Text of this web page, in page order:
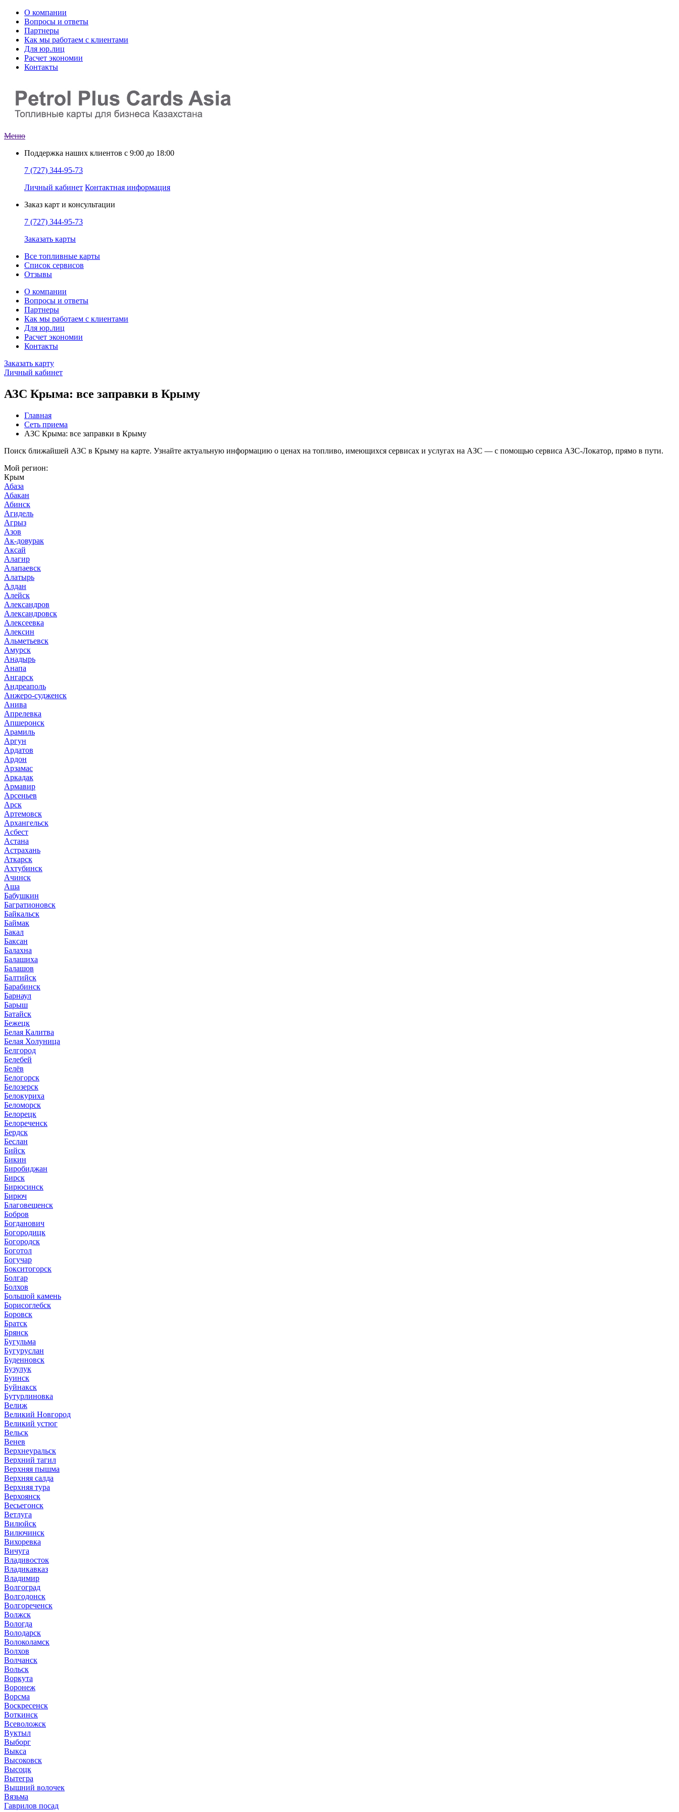
О компании
Вопросы и ответы
Партнеры
Как мы работаем с клиентами
Для юр.лиц
Расчет экономии
Контакты
Меню
Поддержка наших клиентов с 9:00 до 18:00
7 (727) 344-95-73
Личный кабинет Контактная информация
Заказ карт и консультации
7 (727) 344-95-73
Заказать карты
Все топливные карты
Список сервисов
Отзывы
О компании
Вопросы и ответы
Партнеры
Как мы работаем с клиентами
Для юр.лиц
Расчет экономии
Контакты
Заказать карту
Личный кабинет
АЗС Крыма: все заправки в Крыму
Главная
Сеть приема
АЗС Крыма: все заправки в Крыму
Поиск ближайшей АЗС в Крыму на карте. Узнайте актуальную информацию о ценах на топливо, имеющихся сервисах и услугах на АЗС — с помощью сервиса АЗС-Локатор, прямо в пути.
Мой регион:
Крым
Абаза
Абакан
Абинск
Агидель
Агрыз
Азов
Ак-довурак
Аксай
Алагир
Алапаевск
Алатырь
Алдан
Алейск
Александров
Александровск
Алексеевка
Алексин
Альметьевск
Амурск
Анадырь
Анапа
Ангарск
Андреаполь
Анжеро-судженск
Анива
Апрелевка
Апшеронск
Арамиль
Аргун
Ардатов
Ардон
Арзамас
Аркадак
Армавир
Арсеньев
Арск
Артемовск
Архангельск
Асбест
Астана
Астрахань
Аткарск
Ахтубинск
Ачинск
Аша
Бабушкин
Багратионовск
Байкальск
Баймак
Бакал
Баксан
Балахна
Балашиха
Балашов
Балтийск
Барабинск
Барнаул
Барыш
Батайск
Бежецк
Белая Калитва
Белая Холуница
Белгород
Белебей
Белёв
Белогорск
Белозерск
Белокуриха
Беломорск
Белорецк
Белореченск
Бердск
Беслан
Бийск
Бикин
Биробиджан
Бирск
Бирюсинск
Бирюч
Благовещенск
Бобров
Богданович
Богородицк
Богородск
Боготол
Богучар
Бокситогорск
Болгар
Болхов
Большой камень
Борисоглебск
Боровск
Братск
Брянск
Бугульма
Бугуруслан
Буденновск
Бузулук
Буинск
Буйнакск
Бутурлиновка
Велиж
Великий Новгород
Великий устюг
Вельск
Венев
Верхнеуральск
Верхний тагил
Верхняя пышма
Верхняя салда
Верхняя тура
Верхоянск
Весьегонск
Ветлуга
Вилюйск
Вилючинск
Вихоревка
Вичуга
Владивосток
Владикавказ
Владимир
Волгоград
Волгодонск
Волгореченск
Волжск
Вологда
Володарск
Волоколамск
Волхов
Волчанск
Вольск
Воркута
Воронеж
Ворсма
Воскресенск
Воткинск
Всеволожск
Вуктыл
Выборг
Выкса
Высоковск
Высоцк
Вытегра
Вышний волочек
Вязьма
Гаврилов посад